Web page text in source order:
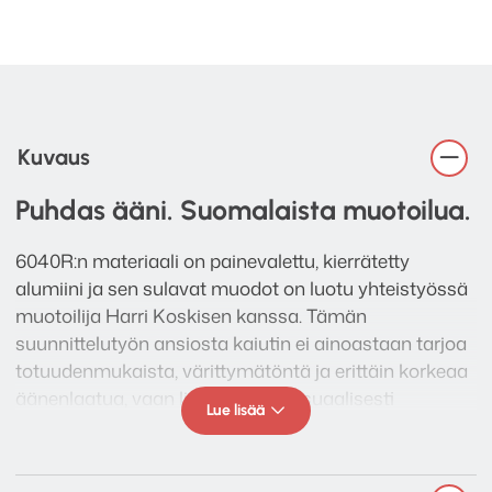
Kuvaus
Puhdas ääni. Suomalaista muotoilua.
6040R:n materiaali on painevalettu, kierrätetty
alumiini ja sen sulavat muodot on luotu yhteistyössä
muotoilija Harri Koskisen kanssa. Tämän
suunnittelutyön ansiosta kaiutin ei ainoastaan tarjoa
totuudenmukaista, värittymätöntä ja erittäin korkeaa
äänenlaatua, vaan lisäksi se on visuaalisesti
ainutlaatuinen katseenvangitsija. Korkeimpia
luotettavan suorituskyvyn vuosikymmenten ajaksi.
Lue lisää